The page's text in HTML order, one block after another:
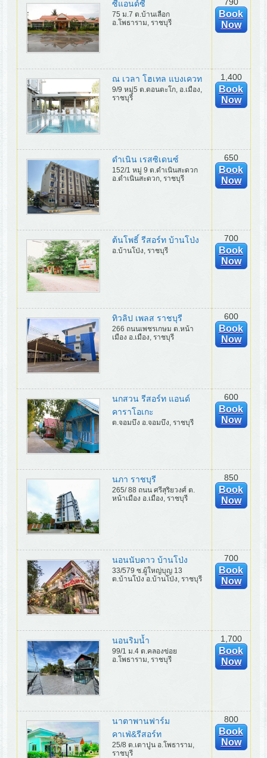
ซีแอนด์ซี
75 ม.7 ต.บ้านเลือก
อ.โพธาราม, ราชบุรี
Book
Now
ณ เวลา โฮเทล แบงเควท
9/9 หมู่5 ต.ดอนตะโก, อ.เมือง,
ราชบุรี
1,400
Book
Now
ดำเนิน เรสซิเดนซ์
152/1 หมู่ 9 ต.ดำเนินสะดวก
อ.ดำเนินสะดวก, ราชบุรี
650
Book
Now
ต้นโพธิ์ รีสอร์ท บ้านโป่ง
อ.บ้านโป่ง, ราชบุรี
700
Book
Now
ทิวลิป เพลส ราชบุรี
266 ถนนเพชรเกษม ต.หน้า
เมือง อ.เมือง, ราชบุรี
600
Book
Now
นกสวน รีสอร์ท แอนด์
คาราโอเกะ
ต.จอมบึง อ.จอมบึง, ราชบุรี
600
Book
Now
นภา ราชบุรี
265/ 88 ถนน ศรีสุริยวงศ์ ต.
หน้าเมือง อ.เมือง, ราชบุรี
850
Book
Now
นอนนับดาว บ้านโป่ง
33/579 ซ.ผู้ใหญ่บุญ 13
ต.บ้านโป่ง อ.บ้านโป่ง, ราชบุรี
700
Book
Now
นอนริมน้ำ
99/1 ม.4 ต.คลองข่อย
อ.โพธาราม, ราชบุรี
1,700
Book
Now
นาตาพานฟาร์ม
คาเฟ่&รีสอร์ท
25/8 ต.เตาปูน อ.โพธาราม,
ราชบุรี
800
Book
Now